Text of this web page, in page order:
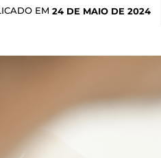
EM 24 DE MAIO DE 2024